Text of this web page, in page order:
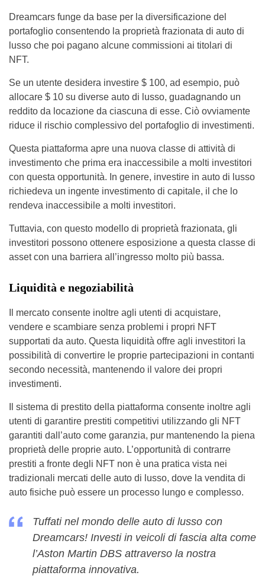
Dreamcars funge da base per la diversificazione del
portafoglio consentendo la proprietà frazionata di auto di
lusso che poi pagano alcune commissioni ai titolari di
NFT.
Se un utente desidera investire $ 100, ad esempio, può
allocare $ 10 su diverse auto di lusso, guadagnando un
reddito da locazione da ciascuna di esse. Ciò ovviamente
riduce il rischio complessivo del portafoglio di investimenti.
Questa piattaforma apre una nuova classe di attività di
investimento che prima era inaccessibile a molti investitori
con questa opportunità. In genere, investire in auto di lusso
richiedeva un ingente investimento di capitale, il che lo
rendeva inaccessibile a molti investitori.
Tuttavia, con questo modello di proprietà frazionata, gli
investitori possono ottenere esposizione a questa classe di
asset con una barriera all’ingresso molto più bassa.
Liquidità e negoziabilità
Il mercato consente inoltre agli utenti di acquistare,
vendere e scambiare senza problemi i propri NFT
supportati da auto. Questa liquidità offre agli investitori la
possibilità di convertire le proprie partecipazioni in contanti
secondo necessità, mantenendo il valore dei propri
investimenti.
Il sistema di prestito della piattaforma consente inoltre agli
utenti di garantire prestiti competitivi utilizzando gli NFT
garantiti dall’auto come garanzia, pur mantenendo la piena
proprietà delle proprie auto. L’opportunità di contrarre
prestiti a fronte degli NFT non è una pratica vista nei
tradizionali mercati delle auto di lusso, dove la vendita di
auto fisiche può essere un processo lungo e complesso.
Tuffati nel mondo delle auto di lusso con
Dreamcars! Investi in veicoli di fascia alta come
l’Aston Martin DBS attraverso la nostra
piattaforma innovativa.